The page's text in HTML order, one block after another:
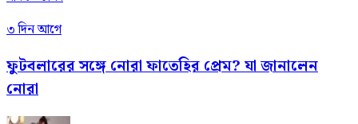
৩ দিন আগে
ফুটবলারের সঙ্গে নোরা ফাতেহির প্রেম? যা জানালেন
নোরা